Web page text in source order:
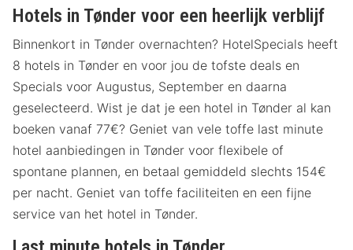
Hotels in Tønder voor een heerlijk verblijf
Binnenkort in Tønder overnachten? HotelSpecials heeft
8 hotels in Tønder en voor jou de tofste deals en
Specials voor Augustus, September en daarna
geselecteerd. Wist je dat je een hotel in Tønder al kan
boeken vanaf 77€? Geniet van vele toffe last minute
hotel aanbiedingen in Tønder voor flexibele of
spontane plannen, en betaal gemiddeld slechts 154€
per nacht. Geniet van toffe faciliteiten en een fijne
service van het hotel in Tønder.